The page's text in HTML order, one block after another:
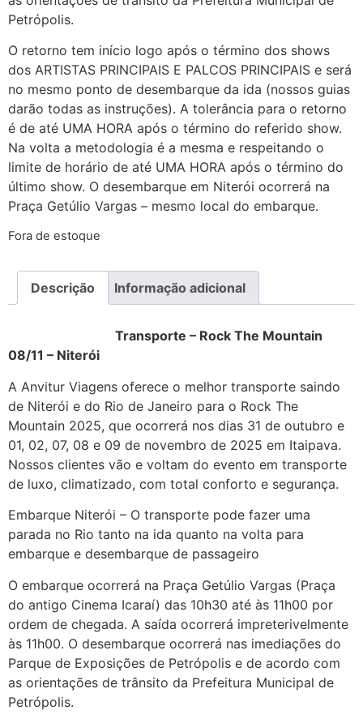
Petrópolis.
O retorno tem início logo após o término dos shows
dos ARTISTAS PRINCIPAIS E PALCOS PRINCIPAIS e será
no mesmo ponto de desembarque da ida (nossos guias
darão todas as instruções). A tolerância para o retorno
é de até UMA HORA após o término do referido show.
Na volta a metodologia é a mesma e respeitando o
limite de horário de até UMA HORA após o término do
último show. O desembarque em Niterói ocorrerá na
Praça Getúlio Vargas – mesmo local do embarque.
Fora de estoque
Descrição Informação adicional
Transporte – Rock The Mountain
08/11 – Niterói
A Anvitur Viagens oferece o melhor transporte saindo
de Niterói e do Rio de Janeiro para o Rock The
Mountain 2025, que ocorrerá nos dias 31 de outubro e
01, 02, 07, 08 e 09 de novembro de 2025 em Itaipava.
Nossos clientes vão e voltam do evento em transporte
de luxo, climatizado, com total conforto e segurança.
Embarque Niterói – O transporte pode fazer uma
parada no Rio tanto na ida quanto na volta para
embarque e desembarque de passageiro
O embarque ocorrerá na Praça Getúlio Vargas (Praça
do antigo Cinema Icaraí) das 10h30 até às 11h00 por
ordem de chegada. A saída ocorrerá impreterivelmente
às 11h00. O desembarque ocorrerá nas imediações do
Parque de Exposições de Petrópolis e de acordo com
as orientações de trânsito da Prefeitura Municipal de
Petrópolis.